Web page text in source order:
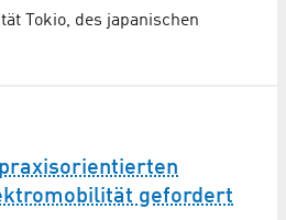
Tokio, des japanischen
gefordert